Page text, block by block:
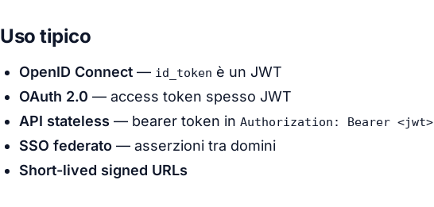
Uso tipico
OpenID Connect — id_token è un JWT
OAuth 2.0 — access token spesso JWT
API stateless — bearer token in Authorization: Bearer <jwt>
SSO federato — asserzioni tra domini
Short-lived signed URLs